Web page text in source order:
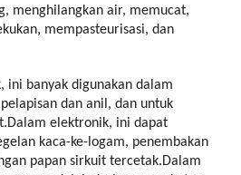
menghilangkan air, memucat,
mempasteurisasi, dan
ini banyak digunakan dalam
dan anil, dan untuk
elektronik, ini dapat
kaca-ke-logam, penembakan
papan sirkuit tercetak.Dalam